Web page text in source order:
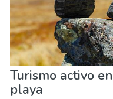
Turismo activo
playa